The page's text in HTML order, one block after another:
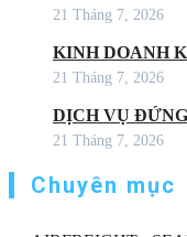
21 Tháng 7, 2026
KINH DOANH
21 Tháng 7, 2026
DỊCH VỤ
21 Tháng 7, 2026
Chuyên mục